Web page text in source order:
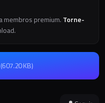
membros premium. Torne-
(607.20 KB)